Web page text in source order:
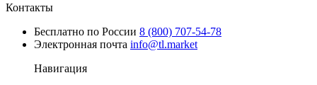
Контакты
Бесплатно по России 8 (800) 707-54-78
Электронная почта info@tl.market
Навигация